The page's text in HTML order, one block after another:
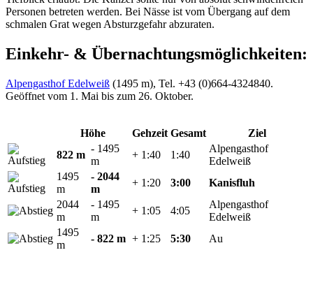
Personen betreten werden. Bei Nässe ist vom Übergang auf dem
schmalen Grat wegen Absturzgefahr abzuraten.
Einkehr- & Übernachtungsmöglichkeiten:
Alpengasthof Edelweiß (1495 m), Tel. +43 (0)664-4324840.
Geöffnet vom 1. Mai bis zum 26. Oktober.
Höhe Gehzeit Gesamt
Ziel
822 m
- 1495
m
+ 1:40 1:40
Alpengasthof
Edelweiß
1495
m
- 2044
m
+ 1:20 3:00
Kanisfluh
2044
m
- 1495
m
+ 1:05 4:05
Alpengasthof
Edelweiß
1495
m
- 822 m + 1:25 5:30 Au